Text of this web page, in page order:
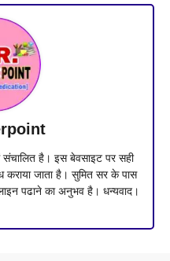
है। इस बेवसाइट पर सही
जाता है। सुमित सर के पास
पढाने का अनुभव है। धन्यवाद।